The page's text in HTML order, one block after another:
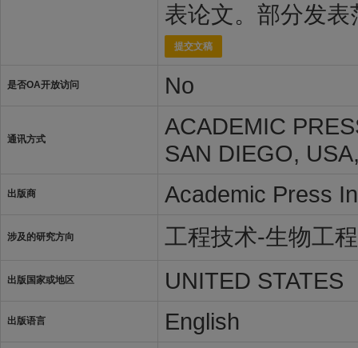
表论文。部分发
提交文稿
是否OA开放访问 No
通讯方式
ACADEMIC
SAN DIEGO,
出版商 Academic Press
涉及的研究方向 工程技术-生物工
出版国家或地区 UNITED STATES
出版语言 English